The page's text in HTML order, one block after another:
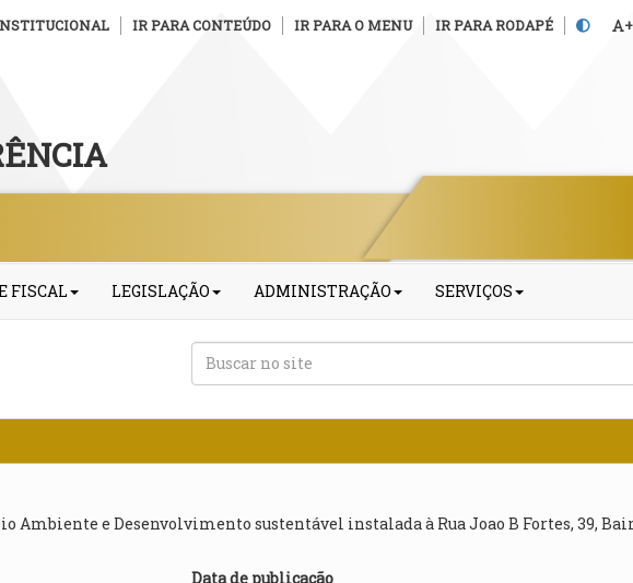
IR PARA CONTEÚDO IR PARA O MENU IR PARA RODAPÉ +
FISCAL LEGISLAÇÃO ADMINISTRAÇÃO SERVIÇOS
e Desenvolvimento sustentável instalada à Rua Joao B Fortes, 39,
Data de publicação